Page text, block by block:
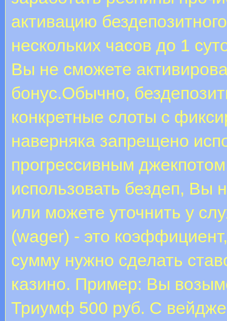
активацию
нескольких часов до 1
Вы не сможете
бонус.Обычно,
конкретные слоты с
наверняка запрещено
прогрессивным
использовать бездеп, Вы
или можете уточнить у
(wager) - это
сумму нужно сделать
казино. Пример: Вы
Триумф 500 руб. С